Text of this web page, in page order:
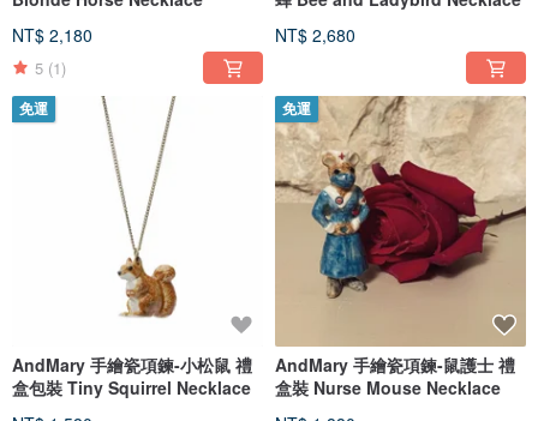
NT$ 2,180
5 (1)
NT$ 2,680
免運
AndMary 手繪瓷項鍊-小松鼠 禮
盒包裝 Tiny Squirrel Necklace
免運
AndMary 手繪瓷項鍊-鼠護士 禮
盒裝 Nurse Mouse Necklace